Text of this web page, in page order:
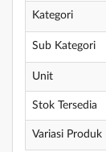
Kategori
Sub Kategori
Unit
Stok Tersedia
Variasi Produk